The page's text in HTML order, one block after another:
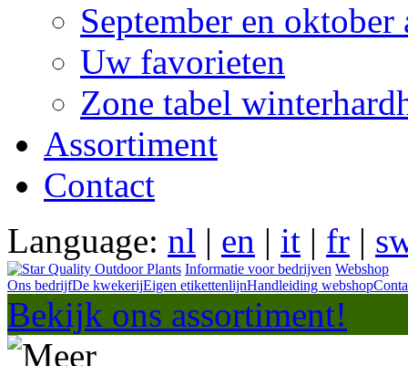
September en
Uw favorieten
Zone tabel
Assortiment
Contact
Language: nl | en | it | fr |
Informatie voor bedrijven Webshop
Ons bedrijfDe kwekerijEigen etikettenlijnHandleiding webshop
Bekijk ons assortiment!